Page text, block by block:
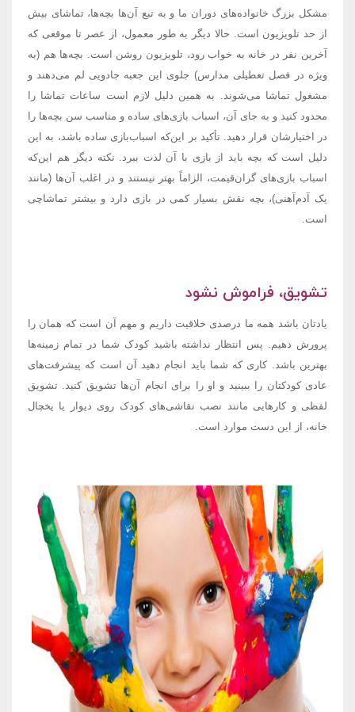
مشکل بزرگ خانواده‌های دوران ما و به تبع آن‌ها بچه‌ها، تماشای بیش
از حد تلویزیون است. حالا دیگر به طور معمول، از عصر تا موقعی که
آخرین نفر در خانه به خواب رود، تلویزیون روشن است. بچه‌ها هم (به
ویژه در فصل تعطیلی مدارس) جلوی این جعبه جادویی لم می‌دهند و
مشغول تماشا می‌شوند. به همین دلیل لازم است ساعات تماشا را
محدود کنید و به جای آن، اسباب بازی‌های ساده و مناسب سن بچه‌ها را
در اختیارشان قرار دهید. تأکید بر این‌که اسباب‌بازی ساده باشد، به این
دلیل است که بچه باید از بازی با آن لذت ببرد. نکته دیگر هم این‌که
اسباب بازی‌های گران‌قیمت، الزاماً بهتر نیستند و در اغلب آن‌ها (مانند
یک آدم‌آهنی)، بچه نقش بسیار کمی در بازی دارد و بیشتر تماشاچی
است.
تشویق، فراموش نشود
یادتان باشد همه ما درصدی خلاقیت داریم و مهم آن است که همان را
پرورش دهیم. پس انتظار نداشته باشید کودک شما در تمام زمینه‌ها
بهترین باشد. کاری که شما باید انجام دهید آن است که پیشرفت‌های
عادی کودکتان را ببینید و او را برای انجام آن‌ها تشویق کنید. تشویق
لفظی و کارهایی مانند نصب نقاشی‌های کودک روی دیوار یا یخچال
خانه، از این دست موارد است.